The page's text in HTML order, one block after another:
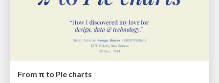
From π to Pie charts